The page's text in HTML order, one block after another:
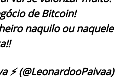
de Bitcoin!
naquilo ou naquele
⚡ (@LeonardooPaivaa)